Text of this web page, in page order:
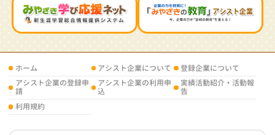
ホーム アシスト企業について
登録企業について
アシスト企業の登録申
請
アシスト企業の利用申
込
実績活動紹介・活動報
告
利用規約